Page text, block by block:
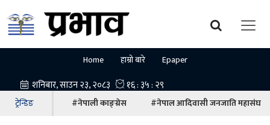
Home हाम्रो बारे Epaper
ट्रेन्डिङ #नेपाली काङ्ग्रेस #नेपाल आदिवासी जनजाति महासंघ